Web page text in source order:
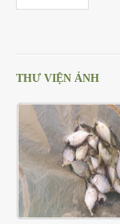
THƯ VIỆN ẢNH